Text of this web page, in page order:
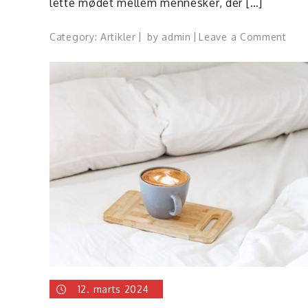
Category: Artikler by admin Leave a Commenton
via
12. marts 2024